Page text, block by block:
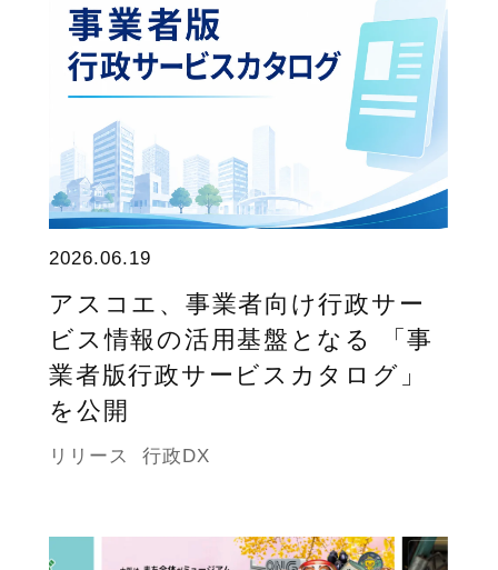
2026.06.19
アスコエ、事業者向け行政サー
ビス情報の活用基盤となる 「事
業者版行政サービスカタログ」
を公開
リリース 行政DX